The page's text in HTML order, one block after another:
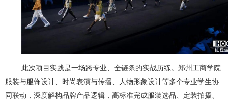
此次项目实践是一场跨专业、全链条的实战历练。郑州工商学院
服装与服饰设计、时尚表演与传播、人物形象设计等多个专业学生协
同联动，深度解构品牌产品逻辑，高标准完成服装选品、定装拍摄、